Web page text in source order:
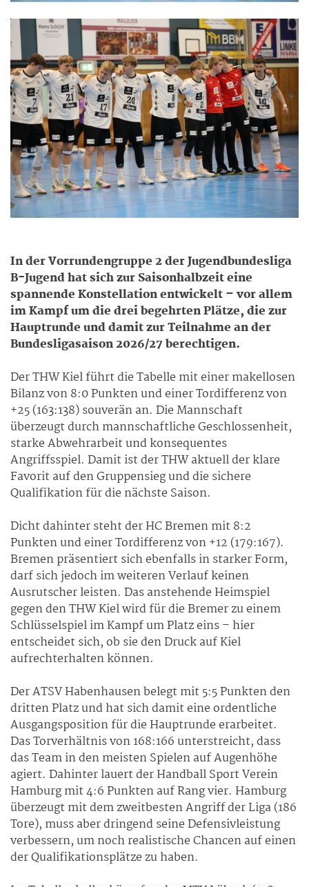
In der Vorrundengruppe 2 der Jugendbundesliga
B-Jugend hat sich zur Saisonhalbzeit eine
spannende Konstellation entwickelt – vor allem
im Kampf um die drei begehrten Plätze, die zur
Hauptrunde und damit zur Teilnahme an der
Bundesligasaison 2026/27 berechtigen.
Der THW Kiel führt die Tabelle mit einer makellosen
Bilanz von 8:0 Punkten und einer Tordifferenz von
+25 (163:138) souverän an. Die Mannschaft
überzeugt durch mannschaftliche Geschlossenheit,
starke Abwehrarbeit und konsequentes
Angriffsspiel. Damit ist der THW aktuell der klare
Favorit auf den Gruppensieg und die sichere
Qualifikation für die nächste Saison.
Dicht dahinter steht der HC Bremen mit 8:2
Punkten und einer Tordifferenz von +12 (179:167).
Bremen präsentiert sich ebenfalls in starker Form,
darf sich jedoch im weiteren Verlauf keinen
Ausrutscher leisten. Das anstehende Heimspiel
gegen den THW Kiel wird für die Bremer zu einem
Schlüsselspiel im Kampf um Platz eins – hier
entscheidet sich, ob sie den Druck auf Kiel
aufrechterhalten können.
Der ATSV Habenhausen belegt mit 5:5 Punkten den
dritten Platz und hat sich damit eine ordentliche
Ausgangsposition für die Hauptrunde erarbeitet.
Das Torverhältnis von 168:166 unterstreicht, dass
das Team in den meisten Spielen auf Augenhöhe
agiert. Dahinter lauert der Handball Sport Verein
Hamburg mit 4:6 Punkten auf Rang vier. Hamburg
überzeugt mit dem zweitbesten Angriff der Liga (186
Tore), muss aber dringend seine Defensivleistung
verbessern, um noch realistische Chancen auf einen
der Qualifikationsplätze zu haben.